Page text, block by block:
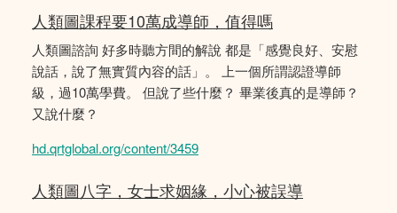
人類圖課程要10萬成導師，值得嗎
人類圖諮詢 好多時聽方間的解說 都是「感覺良好、安慰
說話，說了無實質內容的話」。 上一個所謂認證導師
級，過10萬學費。 但說了些什麼？ 畢業後真的是導師？
又說什麼？
hd.qrtglobal.org/content/3459
人類圖八字，女士求姻緣，小心被誤導